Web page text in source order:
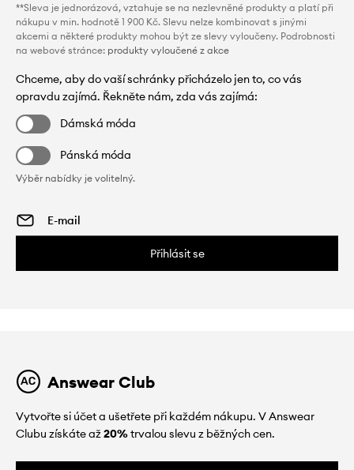
**Sleva je jednorázová, vztahuje se na nezlevněné produkty a platí při
nákupu v min. hodnotě 1 900 Kč. Slevu nelze kombinovat s jinými
akcemi a některé produkty mohou být ze slevy vyloučeny. Podrobnosti
na webové stránce: produkty vyloučené z akce
Chceme, aby do vaší schránky přicházelo jen to, co vás
opravdu zajímá. Řekněte nám, zda vás zajímá:
Dámská móda
Pánská móda
Výběr nabídky je volitelný.
Přihlásit se
Answear Club
Vytvořte si účet a ušetřete při každém nákupu. V Answear
Clubu získáte až20%trvalou slevu z běžných cen.